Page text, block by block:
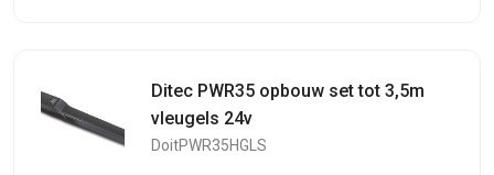
Ditec PWR35 opbouw set tot 3,5m
vleugels 24v
DoitPWR35HGLS